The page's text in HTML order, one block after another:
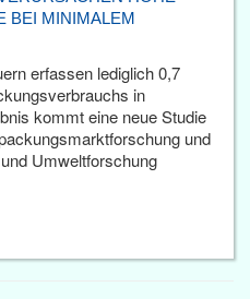
BEI MINIMALEM
erfassen lediglich 0,7
in
kommt eine neue Studie
und
Umweltforschung